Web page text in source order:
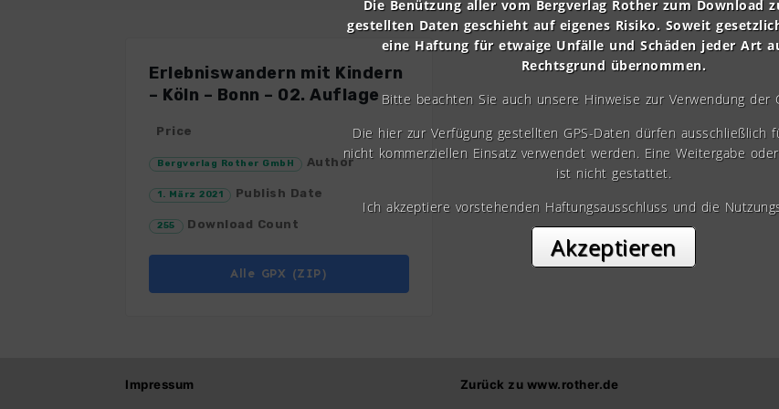
Erlebniswandern mit Kindern
– Köln – Bonn – 02. Auflage
Price
Bergverlag Rother GmbH Author
1. März 2021 Publish Date
255 Download Count
Alle GPX (ZIP)
Impressum Zurück zu www.rother.de
Die Benützung aller vom Bergverlag Rother zum Download
gestellten Daten geschieht auf eigenes Risiko. Soweit
eine Haftung für etwaige Unfälle und Schäden jeder Art
Rechtsgrund übernommen.
Bitte beachten Sie auch unsere Hinweise zur Verwendung der
Die hier zur Verfügung gestellten GPS-Daten dürfen ausschließlich
nicht kommerziellen Einsatz verwendet werden. Eine Weitergabe
ist nicht gestattet.
Ich akzeptiere vorstehenden Haftungsausschluss und die
Akzeptieren